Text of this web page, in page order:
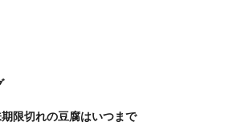
限切れの豆腐はいつまで